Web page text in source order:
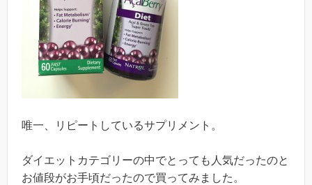
唯一、リピートしているサプリメント。
ダイエットカテゴリーの中でとっても人気だったのと
お値段がお手頃だったので買ってみました。